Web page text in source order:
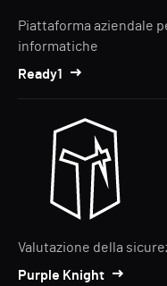
Piattaforma aziendale
informatiche
Ready1
Valutazione della
Purple Knight